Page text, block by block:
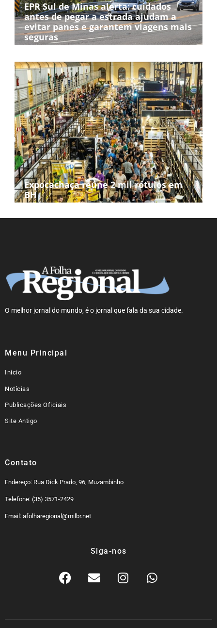
EPR Sul de Minas alerta: cuidados
antes de pegar a estrada ajudam a
evitar panes e garantem viagens mais
seguras
Expocachaça reúne 2 mil rótulos em
BH
O melhor jornal do mundo, é o jornal que fala da sua cidade.
Menu Principal
Inicio
Notícias
Publicações Oficiais
Site Antigo
Contato
Endereço: Rua Dick Prado, 96, Muzambinho
Telefone: (35) 3571-2429
Email: afolharegional@milbr.net
Siga-nos